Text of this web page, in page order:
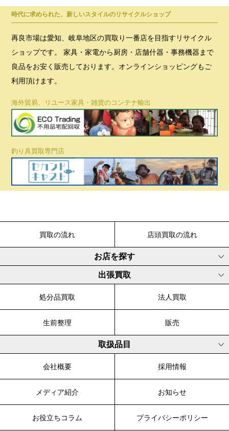
時代に求められた、新しいスタイルのリサイクルショップ
再良市場は愛知、岐阜地区の買取り一番店を目指すリサイクル
ショップです。 家具・家電から厨房・店舗什器・事務機器まで
良品をお安く販売しております。オンラインショッピングもご
利用頂けます。
海外貿易、リユース家具・雑貨のコンテナ輸出
釣り具買取専門店
買取の流れ 店頭買取の流れ
お店を探す
出張買取
処分品買取 法人買取
生前整理 販売
取扱品目
会社概要 採用情報
メディア紹介 お知らせ
お役立ちコラム プライバシーポリシー